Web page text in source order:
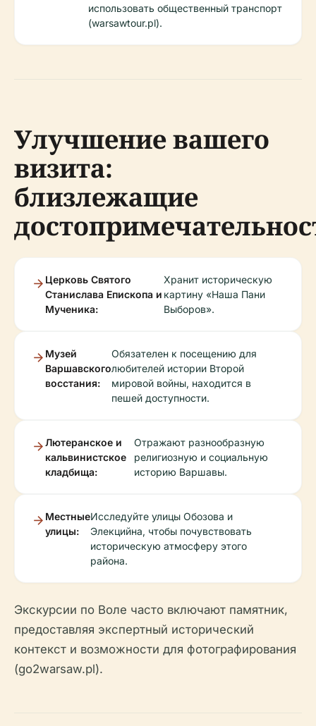
использовать общественный транспорт
(warsawtour.pl).
Улучшение вашего
визита:
близлежащие
Церковь Святого
Станислава Епископа и
Мученика:
Хранит историческую
картину «Наша Пани
Выборов».
Музей
Варшавского
восстания:
Обязателен к посещению для
любителей истории Второй
мировой войны, находится в
пешей доступности.
Лютеранское и
кальвинистское
кладбища:
Отражают разнообразную
религиозную и социальную
историю Варшавы.
Местные
улицы:
Исследуйте улицы Обозова и
Элекцийна, чтобы почувствовать
историческую атмосферу этого
района.
Экскурсии по Воле часто включают памятник,
предоставляя экспертный исторический
контекст и возможности для фотографирования
(go2warsaw.pl).